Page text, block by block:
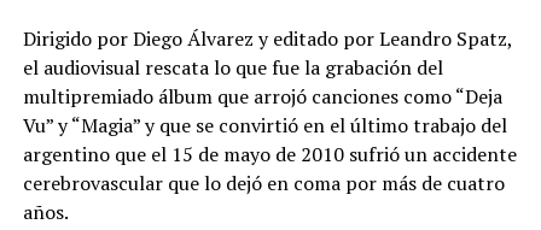
Dirigido por Diego Álvarez y editado por Leandro Spatz,
el audiovisual rescata lo que fue la grabación del
multipremiado álbum que arrojó canciones como “Deja
Vu” y “Magia” y que se convirtió en el último trabajo del
argentino que el 15 de mayo de 2010 sufrió un accidente
cerebrovascular que lo dejó en coma por más de cuatro
años.